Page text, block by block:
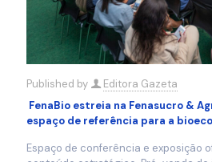
Published by
Editora Gazeta
FenaBio estreia na Fenasucro &
espaço de referência para a
Espaço de conferência e exposição